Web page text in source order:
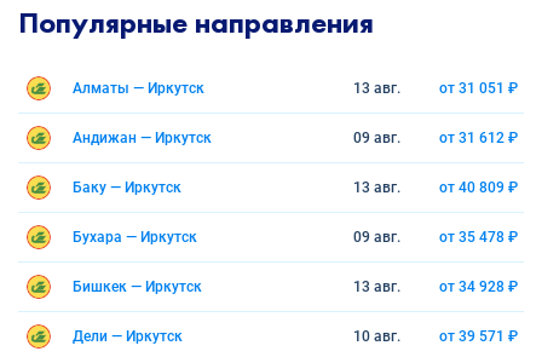
Популярные направления
Алматы — Иркутск 13 авг. от 31 051 ₽
Андижан — Иркутск 09 авг. от 31 612 ₽
Баку — Иркутск 13 авг. от 40 809 ₽
Бухара — Иркутск 09 авг. от 35 478 ₽
Бишкек — Иркутск 13 авг. от 34 928 ₽
Дели — Иркутск 10 авг. от 39 571 ₽